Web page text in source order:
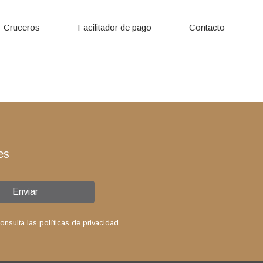
Cruceros Facilitador de pago Contacto
Enviar
las políticas de privacidad.